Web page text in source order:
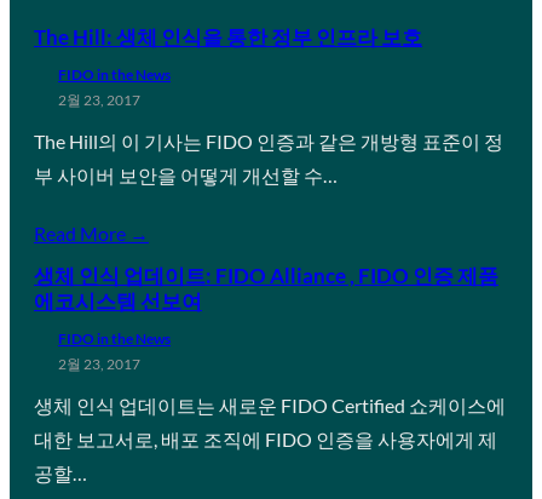
The Hill: 생체 인식을 통한 정부 인프라 보호
FIDO in the News
2월 23, 2017
The Hill의 이 기사는 FIDO 인증과 같은 개방형 표준이 정
부 사이버 보안을 어떻게 개선할 수…
Read More →
생체 인식 업데이트: FIDO Alliance , FIDO 인증 제품
에코시스템 선보여
FIDO in the News
2월 23, 2017
생체 인식 업데이트는 새로운 FIDO Certified 쇼케이스에
대한 보고서로, 배포 조직에 FIDO 인증을 사용자에게 제
공할…